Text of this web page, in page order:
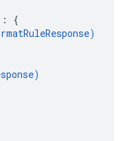
: {
)
)